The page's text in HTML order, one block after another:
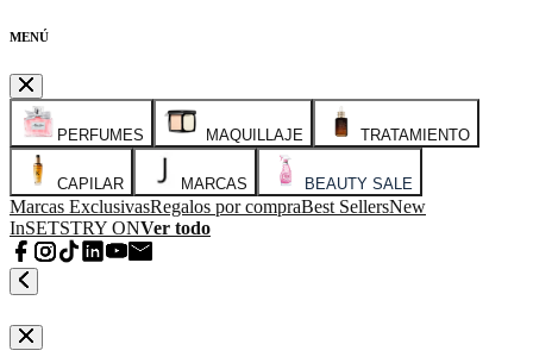
MENÚ
PERFUMES MAQUILLAJE TRATAMIENTO
CAPILAR MARCAS BEAUTY SALE
Marcas ExclusivasRegalos por compraBest SellersNew
InSETSTRY ONVer todo